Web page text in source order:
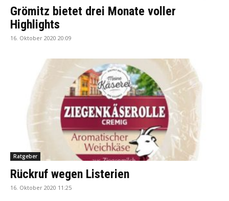
Grömitz bietet drei Monate voller
Highlights
16. Oktober 2020 20:09
Ratgeber
Rückruf wegen Listerien
16. Oktober 2020 11:25